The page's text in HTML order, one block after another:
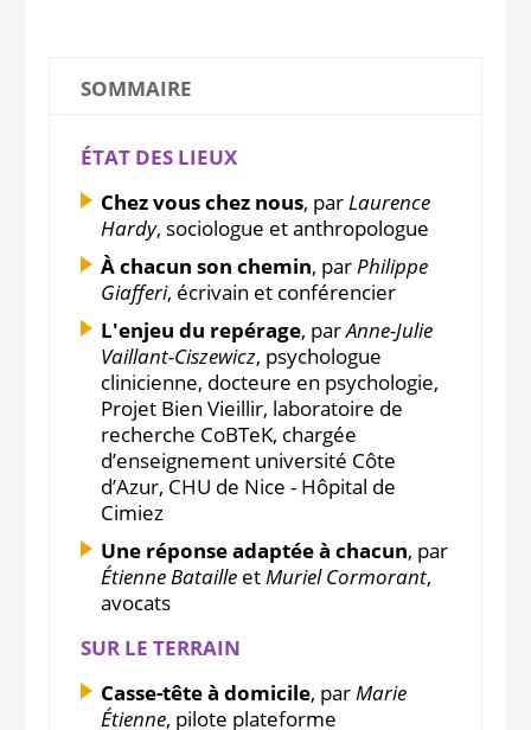
SOMMAIRE
ÉTAT DES LIEUX
Chez vous chez nous, parLaurence
Hardy, sociologue et anthropologue
À chacun son chemin, parPhilippe
Giafferi, écrivain et conférencier
L'enjeu du repérage, parAnne-Julie
Vaillant-Ciszewicz, psychologue
clinicienne, docteure en psychologie,
Projet Bien Vieillir, laboratoire de
recherche CoBTeK, chargée
d’enseignement université Côte
d’Azur, CHU de Nice - Hôpital de
Cimiez
Une réponse adaptée à chacun, par
Étienne BatailleetMuriel Cormorant,
avocats
SUR LE TERRAIN
Casse-tête à domicile, parMarie
Étienne, pilote plateforme